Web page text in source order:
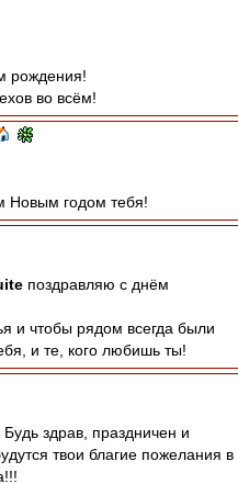
рождения!
во всём!
Новым годом тебя!
поздравляю с днём
и чтобы рядом всегда были
и те, кого любишь ты!
здрав, праздничен и
твои благие пожелания в